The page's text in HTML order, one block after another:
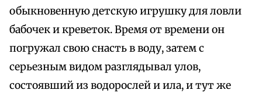
обыкновенную детскую игрушку для ловли
бабочек и креветок. Время от времени он
погружал свою снасть в воду, затем с
серьезным видом разглядывал улов,
состоявший из водорослей и ила, и тут же